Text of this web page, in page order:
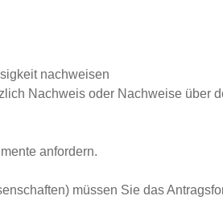
nachweisen
Nachweis oder Nachweise über
anfordern.
müssen Sie das